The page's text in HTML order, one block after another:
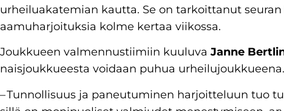
urheiluakatemian kautta. Se on tarkoittanut
aamuharjoituksia kolme kertaa viikossa.
Joukkueen valmennustiimiin kuuluvaJanne
naisjoukkueesta voidaan puhua urheilujoukkueena.
– Tunnollisuus ja paneutuminen harjoitteluun tuo